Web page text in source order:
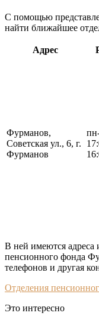
С помощью
найти ближайшее
Адрес
Фурманов,
Советская ул., 6, г.
Фурманов
В ней имеются адреса
пенсионного фонда
телефонов и другая
Отделения
Это интересно